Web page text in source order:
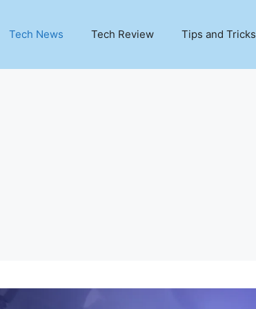
Tech News Tech Review Tips and Tricks